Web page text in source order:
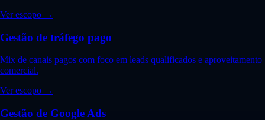
Ver escopo →
Gestão de tráfego pago
Mix de canais pagos com foco em leads qualificados e aproveitamento
comercial.
Ver escopo →
Gestão de Google Ads